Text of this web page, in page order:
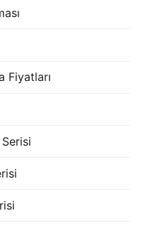
Fiyatları